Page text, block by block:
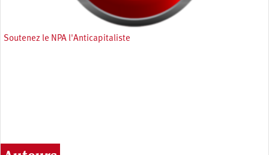
Soutenez le NPA l'Anticapitaliste